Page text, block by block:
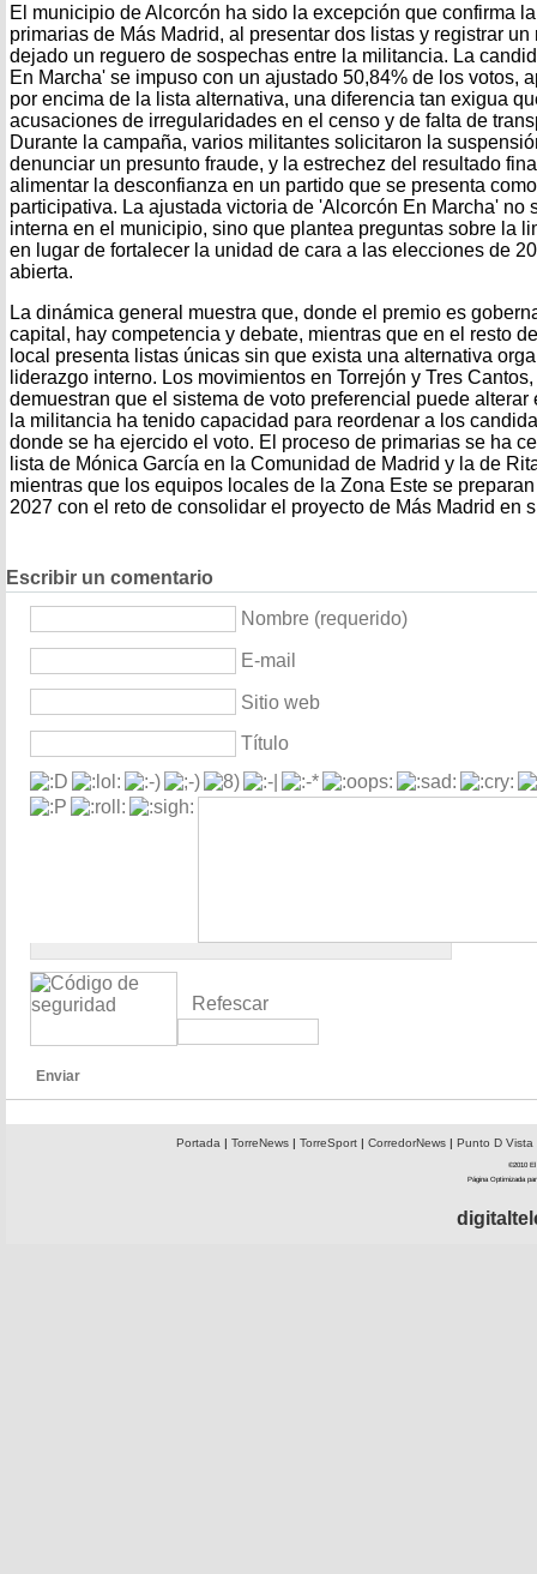
El municipio de Alcorcón ha sido la excepción que confirma
primarias de Más Madrid, al presentar dos listas y registrar
dejado un reguero de sospechas entre la militancia. La
En Marcha' se impuso con un ajustado 50,84% de los votos,
por encima de la lista alternativa, una diferencia tan exigua
acusaciones de irregularidades en el censo y de falta de
Durante la campaña, varios militantes solicitaron la
denunciar un presunto fraude, y la estrechez del resultado
alimentar la desconfianza en un partido que se presenta
participativa. La ajustada victoria de 'Alcorcón En Marcha' no
interna en el municipio, sino que plantea preguntas sobre la
en lugar de fortalecer la unidad de cara a las elecciones de
abierta.
La dinámica general muestra que, donde el premio es
capital, hay competencia y debate, mientras que en el resto
local presenta listas únicas sin que exista una alternativa
liderazgo interno. Los movimientos en Torrejón y Tres
demuestran que el sistema de voto preferencial puede
la militancia ha tenido capacidad para reordenar a los
donde se ha ejercido el voto. El proceso de primarias se ha
lista de Mónica García en la Comunidad de Madrid y la de
mientras que los equipos locales de la Zona Este se
2027 con el reto de consolidar el proyecto de Más Madrid en
Escribir un comentario
Nombre (requerido)
E-mail
Sitio web
Título
Refescar
Enviar
Portada| TorreNews| TorreSport| CorredorNews| Punto D Vista
©2010 El
Página Optimizada